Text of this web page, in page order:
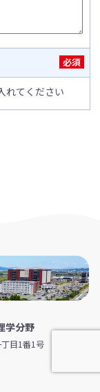
必須
れてください
学分野
目1番1号